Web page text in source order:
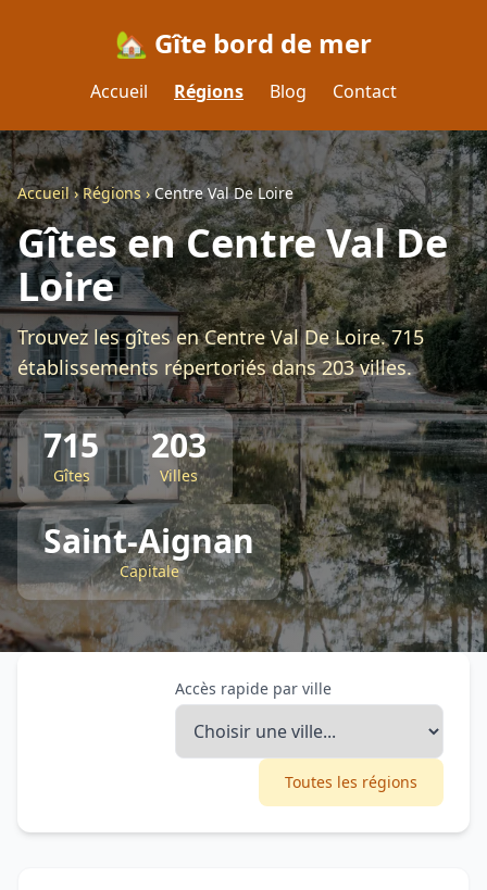
🏡 Gîte bord de mer
Accueil Régions Blog Contact
Accueil›Régions›Centre Val De Loire
Gîtes en Centre Val De
Loire
Trouvez les gîtes en Centre Val De Loire. 715
établissements répertoriés dans 203 villes.
715
Gîtes
203
Villes
Saint-Aignan
Capitale
Accès rapide par ville
Toutes les régions